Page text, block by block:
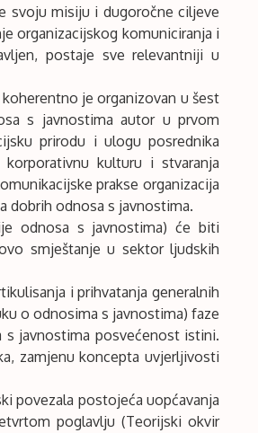
svoju misiju i dugoročne ciljeve
organizacijskog komuniciranja i
postaje sve relevantniji u
je organizovan u šest
s javnostima autor u prvom
prirodu i ulogu posrednika
kulturu i stvaranja
prakse organizacija
dobrih odnosa s javnostima.
odnosa s javnostima) će biti
smještanje u sektor ljudskih
i prihvatanja generalnih
o odnosima s javnostima) faze
s javnostima posvećenost istini.
zamjenu koncepta uvjerljivosti
povezala postojeća uopćavanja
poglavlju (Teorijski okvir